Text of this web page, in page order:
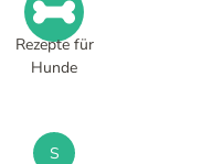
Rezepte für
Hunde
S